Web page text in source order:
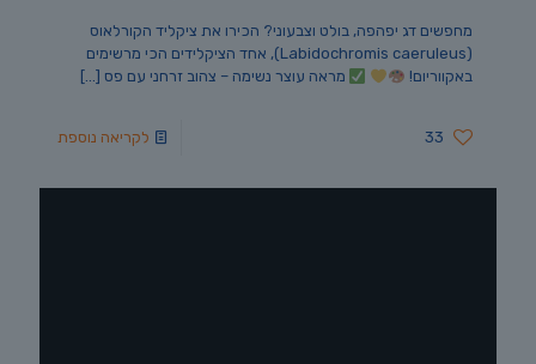
מחפשים דג יפהפה, בולט וצבעוני? הכירו את ציקליד הקורלאוס
(Labidochromis caeruleus), אחד הציקלידים הכי מרשימים
באקווריום!
מראה עוצר נשימה – צהוב זרחני עם פס […]
33 לקריאה נוספת